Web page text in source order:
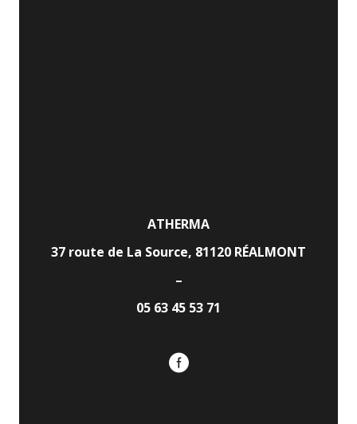
ATHERMA
37 route de La Source, 81120 RÉALMONT
–
05 63 45 53 71